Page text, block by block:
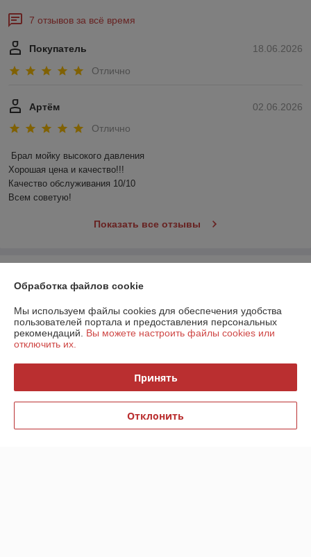
7 отзывов за всё время
18.06.2026
Покупатель
Отлично
02.06.2026
Артём
Отлично
Брал мойку высокого давления
Хорошая цена и качество!!!
Качество обслуживания 10/10
Всем советую!
Показать все отзывы
Доставка и оплата
Полная версия сайта
Обработка файлов cookie
Мы используем файлы cookies для обеспечения удобства
пользователей портала и предоставления персональных
рекомендаций. Вы можете настроить файлы cookies или
отключить их.
Принять
Отклонить